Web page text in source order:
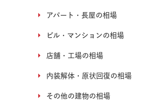
アパート・長屋の相場
ビル・マンションの相場
店舗・工場の相場
内装解体・原状回復の相場
その他の建物の相場